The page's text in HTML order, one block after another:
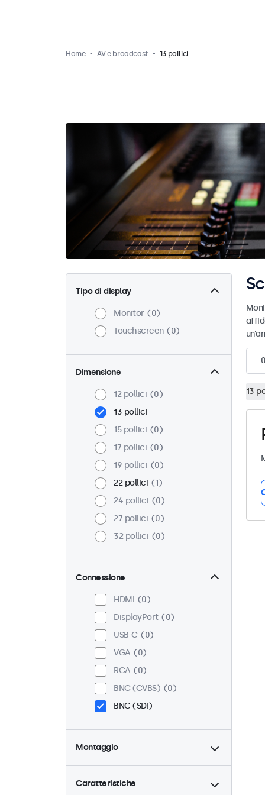
Home AV e broadcast 13 pollici
Tipo di display
Monitor
0
Touchscreen
0
Dimensione
12 pollici
0
13 pollici
15 pollici
0
17 pollici
0
19 pollici
0
22 pollici
1
24 pollici
0
27 pollici
0
32 pollici
0
Connessione
HDMI
0
DisplayPort
0
USB-C
0
VGA
0
RCA
0
BNC (CVBS)
0
BNC (SDI)
Montaggio
Scrivania
0
Parete
Caratteristiche
0
13